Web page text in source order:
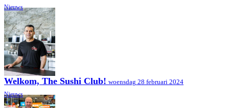
Nieuws
Welkom, The Sushi Club! woensdag 28 februari 2024
Nieuws